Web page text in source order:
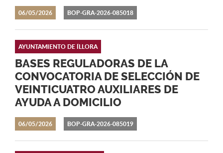
06/05/2026 BOP-GRA-2026-085018
06/05/2026
BASES REGULADORAS DE LA
CONVOCATORIA DE SELECCIÓN DE
VEINTICUATRO AUXILIARES DE
AYUDA A DOMICILIO
AYUNTAMIENTO DE ÍLLORA
BOP-GRA-2026-085019